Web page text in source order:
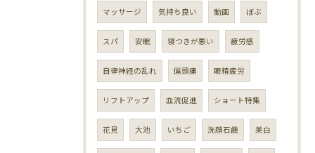
マッサージ 気持ち良い 動画 ぼぶ
スパ 安眠 寝つきが悪い 疲労感
自律神経の乱れ 偏頭痛 眼精疲労
リフトアップ 血流促進 ショート特集
花見 大池 いちご 洗顔石鹸 美白